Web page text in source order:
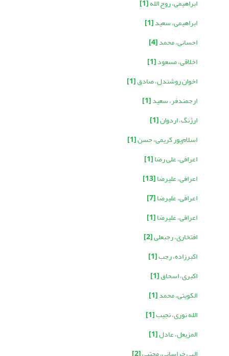
ابراهیمی، روح الله[1]
ابراهیمی، سعید[1]
احسانی، محمد[4]
اخلاقی، مسعود[1]
اخوان روشندل، صادق[1]
ارجمندفر، سعید[1]
ارژنگ، اردوان[1]
اسلام‌پور کریمی، حسن[1]
اعرافی، علی رضا[1]
اعرافی، علیرضا[13]
اعرافی، علیرضا[7]
اعرافی، علیرضا[1]
افتخاری، رجبعلی[2]
اکبرزاده، رجب[1]
اکبری، اسحاق[1]
الکویتی، محمد[1]
الله نوری، نجیب[1]
المزیعل، عادل[1]